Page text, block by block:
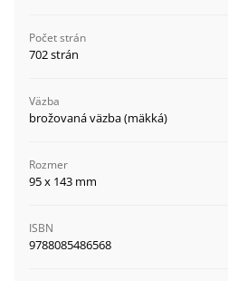
Počet strán
702 strán
Väzba
brožovaná väzba (mäkká)
Rozmer
95 x 143 mm
ISBN
9788085486568